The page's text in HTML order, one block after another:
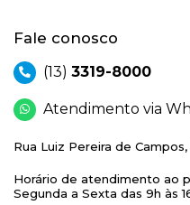
Fale conosco
(13) 3319-8000
Atendimento via
Rua Luiz Pereira de Campos,
Horário de atendimento ao
Segunda a Sexta das 9h às